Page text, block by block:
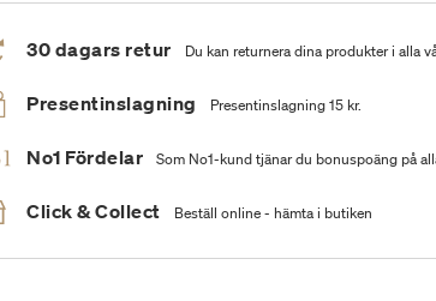
30 dagars retur Du kan returnera dina produkter i alla
Presentinslagning Presentinslagning 15 kr.
No1 Fördelar Som No1-kund tjänar du bonuspoäng på
Click & Collect Beställ online - hämta i butiken